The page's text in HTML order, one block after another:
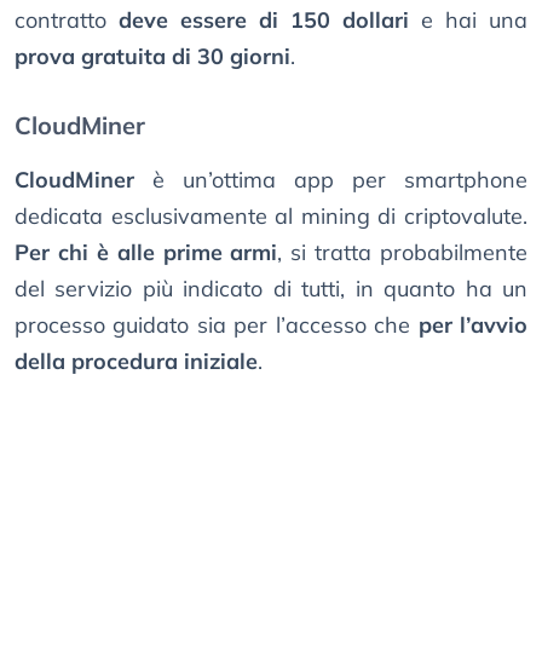
contratto deve essere di 150 dollari e hai una
prova gratuita di 30 giorni.
CloudMiner
CloudMiner è un’ottima app per smartphone
dedicata esclusivamente al mining di criptovalute.
Per chi è alle prime armi, si tratta probabilmente
del servizio più indicato di tutti, in quanto ha un
processo guidato sia per l’accesso che per l’avvio
della procedura iniziale.